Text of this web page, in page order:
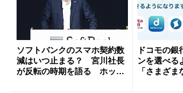
ソフトバンクのスマホ契約数
減はいつ止まる？ 宮川社長
が反転の時期を語る ホッピ
ドコモの銀
ンを選べ
「さまざ